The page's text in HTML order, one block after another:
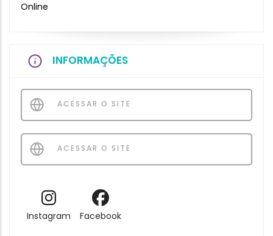
Online
INFORMAÇÕES
ACESSAR O SITE
ACESSAR O SITE
Instagram Facebook